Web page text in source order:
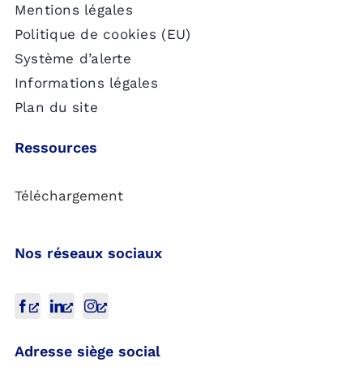
Mentions légales
Politique de cookies (EU)
Système d’alerte
Informations légales
Plan du site
Ressources
Téléchargement
Nos réseaux sociaux
Adresse siège social